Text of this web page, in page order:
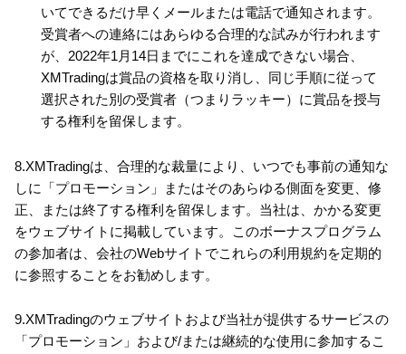
いてできるだけ早くメールまたは電話で通知されます。
受賞者への連絡にはあらゆる合理的な試みが行われます
が、2022年1月14日までにこれを達成できない場合、
XMTradingは賞品の資格を取り消し、同じ手順に従って
選択された別の受賞者（つまりラッキー）に賞品を授与
する権利を留保します。
8.XMTradingは、合理的な裁量により、いつでも事前の通知な
しに「プロモーション」またはそのあらゆる側面を変更、修
正、または終了する権利を留保します。当社は、かかる変更
をウェブサイトに掲載しています。このボーナスプログラム
の参加者は、会社のWebサイトでこれらの利用規約を定期的
に参照することをお勧めします。
9.XMTradingのウェブサイトおよび当社が提供するサービスの
「プロモーション」および/または継続的な使用に参加するこ